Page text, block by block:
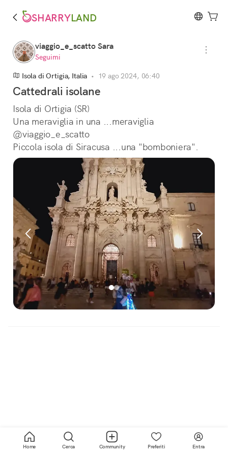
SHARRYLAND
viaggio_e_scatto Sara
Seguimi
Isola di Ortigia, Italia • 19 ago 2024, 06:40
Cattedrali isolane
Isola di Ortigia (SR)
Una meraviglia in una ...meraviglia
@viaggio_e_scatto
Piccola isola di Siracusa ...una "bomboniera".
Home Cerca Community Preferiti Entra